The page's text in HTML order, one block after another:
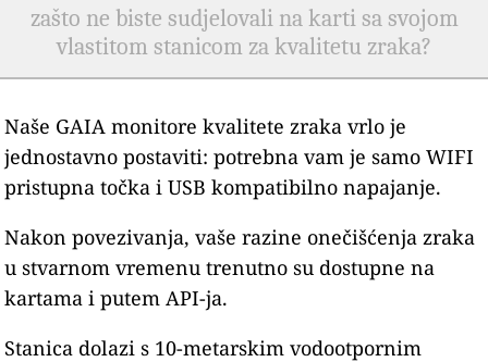
zašto ne biste sudjelovali na karti sa svojom
vlastitom stanicom za kvalitetu zraka?
Naše GAIA monitore kvalitete zraka vrlo je
jednostavno postaviti: potrebna vam je samo WIFI
pristupna točka i USB kompatibilno napajanje.
Nakon povezivanja, vaše razine onečišćenja zraka
u stvarnom vremenu trenutno su dostupne na
kartama i putem API-ja.
Stanica dolazi s 10-metarskim vodootpornim